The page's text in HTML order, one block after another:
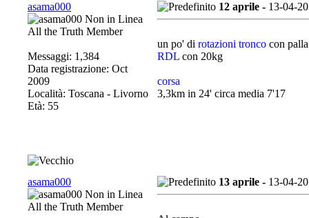
asama000
All the Truth Member
Messaggi: 1,384
Data registrazione: Oct
2009
Località: Toscana - Livorno
Età: 55
12 aprile - 13-04-
un po' di rotazioni tronco con
RDL con 20kg
corsa
3,3km in 24' circa media 7'17
asama000
All the Truth Member
13 aprile - 13-04-